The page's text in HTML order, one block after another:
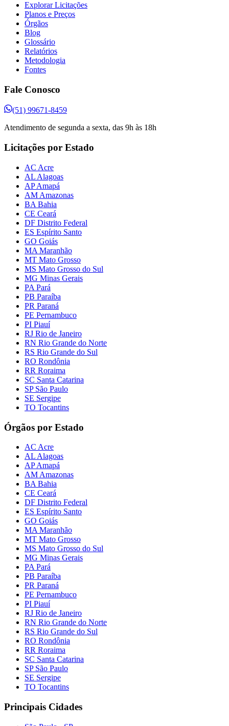
Explorar Licitações
Planos e Preços
Órgãos
Blog
Glossário
Relatórios
Metodologia
Fontes
Fale Conosco
(51) 99671-8459
Atendimento de segunda a sexta, das 9h às 18h
Licitações por Estado
AC Acre
AL Alagoas
AP Amapá
AM Amazonas
BA Bahia
CE Ceará
DF Distrito Federal
ES Espírito Santo
GO Goiás
MA Maranhão
MT Mato Grosso
MS Mato Grosso do Sul
MG Minas Gerais
PA Pará
PB Paraíba
PR Paraná
PE Pernambuco
PI Piauí
RJ Rio de Janeiro
RN Rio Grande do Norte
RS Rio Grande do Sul
RO Rondônia
RR Roraima
SC Santa Catarina
SP São Paulo
SE Sergipe
TO Tocantins
Órgãos por Estado
AC Acre
AL Alagoas
AP Amapá
AM Amazonas
BA Bahia
CE Ceará
DF Distrito Federal
ES Espírito Santo
GO Goiás
MA Maranhão
MT Mato Grosso
MS Mato Grosso do Sul
MG Minas Gerais
PA Pará
PB Paraíba
PR Paraná
PE Pernambuco
PI Piauí
RJ Rio de Janeiro
RN Rio Grande do Norte
RS Rio Grande do Sul
RO Rondônia
RR Roraima
SC Santa Catarina
SP São Paulo
SE Sergipe
TO Tocantins
Principais Cidades